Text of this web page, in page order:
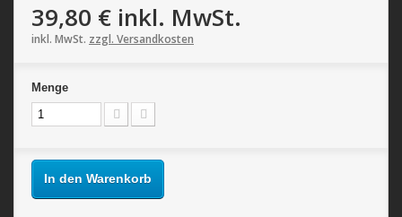
39,80 € inkl. MwSt.
inkl. MwSt. zzgl. Versandkosten
Menge
In den Warenkorb